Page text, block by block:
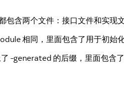
包含两个文件：接口文件和实现
相同，里面包含了用于初始
-generated 的后缀，里面包含